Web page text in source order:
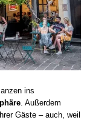
ins
. Außerdem
Gäste – auch, weil